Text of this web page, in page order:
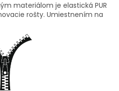
materiálom je elastická PUR
rošty. Umiestnením na